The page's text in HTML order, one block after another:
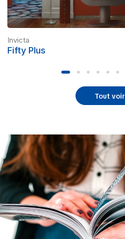
Invicta
Fifty Plus
Tout voir